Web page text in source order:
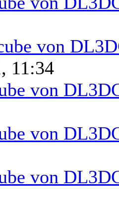
von
11:34
von
von
von